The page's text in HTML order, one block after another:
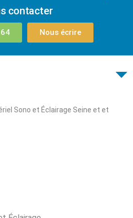
contacter
Nous écrire
Sono et Éclairage Seine et et